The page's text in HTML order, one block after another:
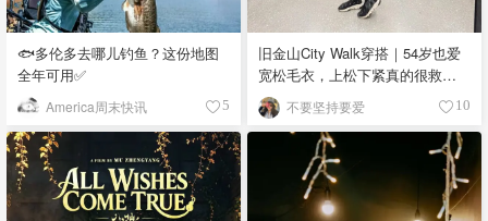
🐟多伦多去哪儿钓鱼？这份地图
全年可用✅
America周末快讯 5
旧金山City Walk穿搭｜54岁也爱
宽松毛衣，上松下紧真的很救比
例
不要坚持要爱 10